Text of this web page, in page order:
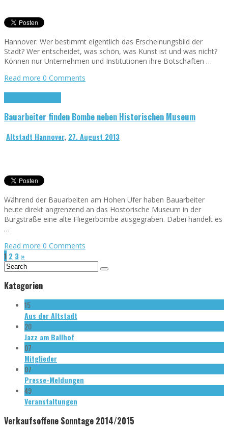
Hannover: Wer bestimmt eigentlich das Erscheinungsbild der
Stadt? Wer entscheidet, was schön, was Kunst ist und was nicht?
Können nur Unternehmen und Institutionen ihre Botschaften …
Read more 0 Comments
Bauarbeiter finden Bombe neben Historischen Museum
Altstadt Hannover, 27. August 2013
Während der Bauarbeiten am Hohen Ufer haben Bauarbeiter
heute direkt angrenzend an das Hostorische Museum in der
Burgstraße eine alte Fliegerbombe ausgegraben. Dabei handelt es
…
Read more 0 Comments
1 2 3 »
Kategorien
15
Aus der Altstadt
20
Jazz am Ballhof
07
Mitglieder
07
Presse-Meldungen
49
Veranstaltungen
Verkaufsoffene Sonntage 2014/2015